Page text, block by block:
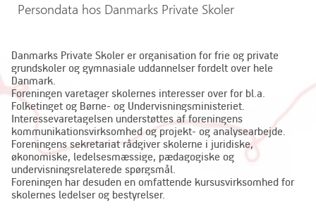
Persondata hos Danmarks Private Skoler
Danmarks Private Skoler er organisation for frie og private
grundskoler og gymnasiale uddannelser fordelt over hele
Danmark.
Foreningen varetager skolernes interesser over for bl.a.
Folketinget og Børne- og Undervisningsministeriet.
Interessevaretagelsen understøttes af foreningens
kommunikationsvirksomhed og projekt- og analysearbejde.
Foreningens sekretariat rådgiver skolerne i juridiske,
økonomiske, ledelsesmæssige, pædagogiske og
undervisningsrelaterede spørgsmål.
Foreningen har desuden en omfattende kursusvirksomhed for
skolernes ledelser og bestyrelser.